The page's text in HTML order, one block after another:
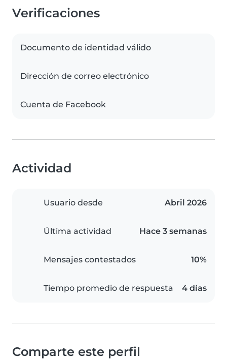
Verificaciones
Documento de identidad válido
Dirección de correo electrónico
Cuenta de Facebook
Actividad
Usuario desde Abril 2026
Última actividad Hace 3 semanas
Mensajes contestados 10%
Tiempo promedio de respuesta 4 días
Comparte este perfil